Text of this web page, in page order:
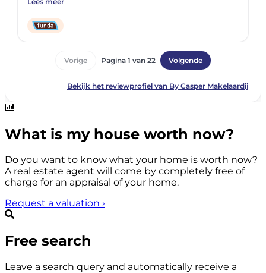
What is my house worth now?
Do you want to know what your home is worth now?
A real estate agent will come by completely free of
charge for an appraisal of your home.
Request a valuation ›
Free search
Leave a search query and automatically receive a